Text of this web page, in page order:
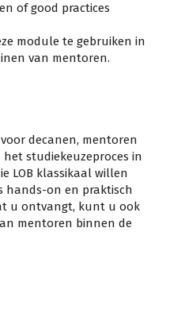
of good practices
module te gebruiken in
van mentoren.
decanen, mentoren
studiekeuzeproces in
LOB klassikaal willen
hands-on en praktisch
u ontvangt, kunt u ook
mentoren binnen de